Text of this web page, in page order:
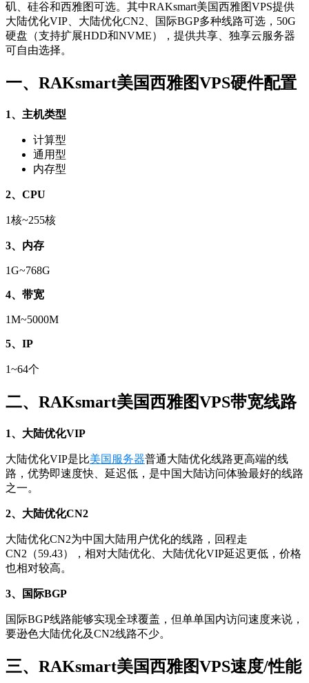
矶、硅谷和西雅图可选。其中RAKsmart美国西雅图VPS提供
大陆优化VIP、大陆优化CN2、国际BGP多种线路可选，50G
硬盘（支持扩展HDD和NVME），提供共享、独享云服务器
可自由选择。
一、RAKsmart美国西雅图VPS硬件配置
1、主机类型
计算型
通用型
内存型
2、CPU
1核~255核
3、内存
1G~768G
4、带宽
1M~5000M
5、IP
1~64个
二、RAKsmart美国西雅图VPS带宽线路
1、大陆优化VIP
大陆优化VIP是比美国服务器普通大陆优化线路更高端的线
路，优势即速度快、延迟低，是中国大陆访问体验最好的线路
之一。
2、大陆优化CN2
大陆优化CN2为中国大陆用户优化的线路，回程走
CN2（59.43），相对大陆优化、大陆优化VIP延迟更低，价格
也相对较高。
3、国际BGP
国际BGP线路能够实现全球覆盖，但单单国内访问速度来说，
要逊色大陆优化及CN2线路不少。
三、RAKsmart美国西雅图VPS速度/性能